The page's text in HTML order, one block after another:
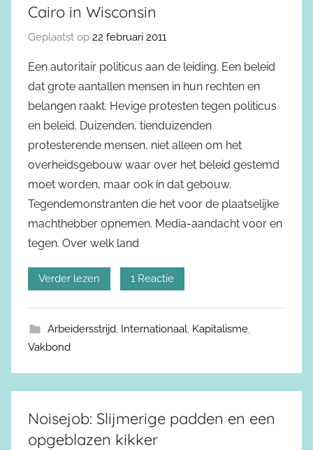
Cairo in Wisconsin
Geplaatst op 22 februari 2011
Een autoritair politicus aan de leiding. Een beleid
dat grote aantallen mensen in hun rechten en
belangen raakt. Hevige protesten tegen politicus
en beleid. Duizenden, tienduizenden
protesterende mensen, niet alleen om het
overheidsgebouw waar over het beleid gestemd
moet worden, maar ook ín dat gebouw.
Tegendemonstranten die het voor de plaatselijke
machthebber opnemen. Media-aandacht voor en
tegen. Over welk land
Verder lezen 1 Reactie
Arbeidersstrijd, Internationaal, Kapitalisme,
Vakbond
Noisejob: Slijmerige padden en een
opgeblazen kikker